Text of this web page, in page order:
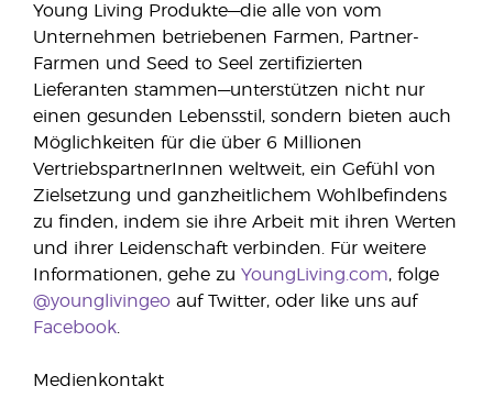
Young Living Produkte—die alle von vom
Unternehmen betriebenen Farmen, Partner-
Farmen und Seed to Seel zertifizierten
Lieferanten stammen—unterstützen nicht nur
einen gesunden Lebensstil, sondern bieten auch
Möglichkeiten für die über 6 Millionen
VertriebspartnerInnen weltweit, ein Gefühl von
Zielsetzung und ganzheitlichem Wohlbefindens
zu finden, indem sie ihre Arbeit mit ihren Werten
und ihrer Leidenschaft verbinden. Für weitere
Informationen, gehe zu YoungLiving.com, folge
@younglivingeo auf Twitter, oder like uns auf
Facebook
Medienkontakt